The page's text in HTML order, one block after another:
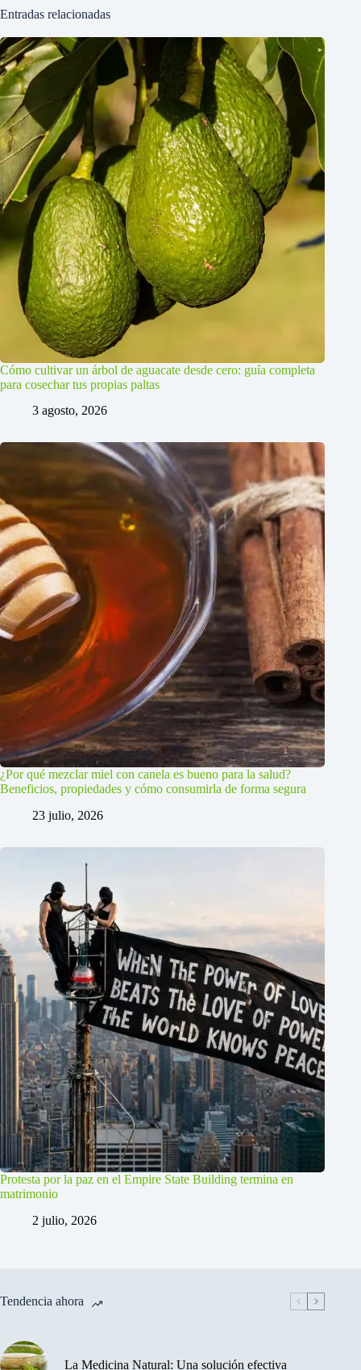
Entradas relacionadas
Cómo cultivar un árbol de aguacate desde cero: guía completa
para cosechar tus propias paltas
3 agosto, 2026
¿Por qué mezclar miel con canela es bueno para la salud?
Beneficios, propiedades y cómo consumirla de forma segura
23 julio, 2026
Protesta por la paz en el Empire State Building termina en
matrimonio
2 julio, 2026
Tendencia ahora
La Medicina Natural: Una solución efectiva